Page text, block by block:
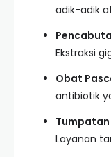
adik-adik
Ekstraksi
Obat
antibiotik
Layanan